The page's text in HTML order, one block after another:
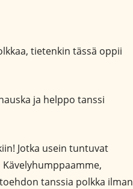
tietenkin tässä oppii
ja helppo tanssi
Jotka usein tuntuvat
tanssia polkka ilman